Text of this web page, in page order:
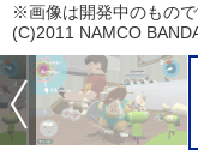
※画像は開発中のもので
(C)2011 NAMCO